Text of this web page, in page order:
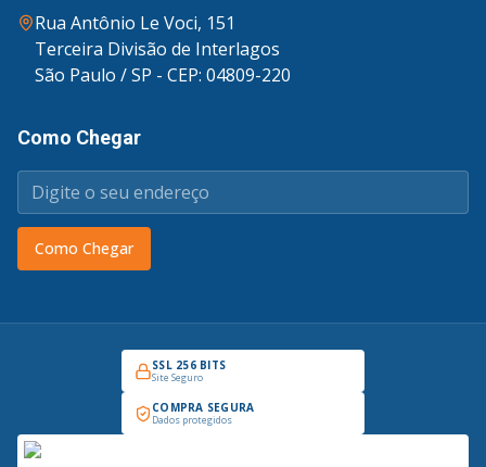
Rua Antônio Le Voci, 151
Terceira Divisão de Interlagos
São Paulo / SP - CEP: 04809-220
Como Chegar
Como Chegar
SSL 256 BITS
Site Seguro
COMPRA SEGURA
Dados protegidos